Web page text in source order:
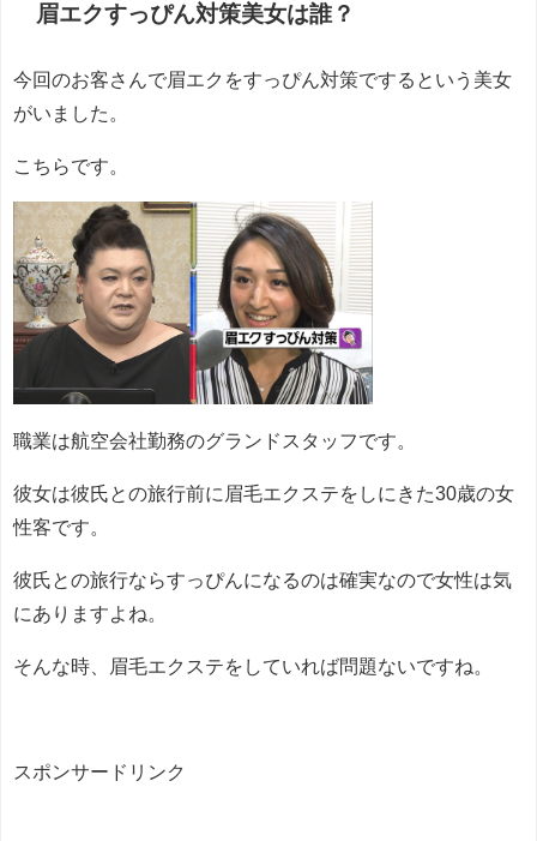
眉エクすっぴん対策美女は誰？
今回のお客さんで眉エクをすっぴん対策でするという美女
がいました。
こちらです。
職業は航空会社勤務のグランドスタッフです。
彼女は彼氏との旅行前に眉毛エクステをしにきた30歳の女
性客です。
彼氏との旅行ならすっぴんになるのは確実なので女性は気
にありますよね。
そんな時、眉毛エクステをしていれば問題ないですね。
スポンサードリンク